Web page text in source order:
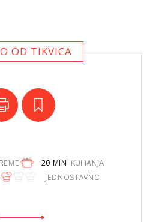
OD TIKVICA
20 MIN KUHANJA
JEDNOSTAVNO